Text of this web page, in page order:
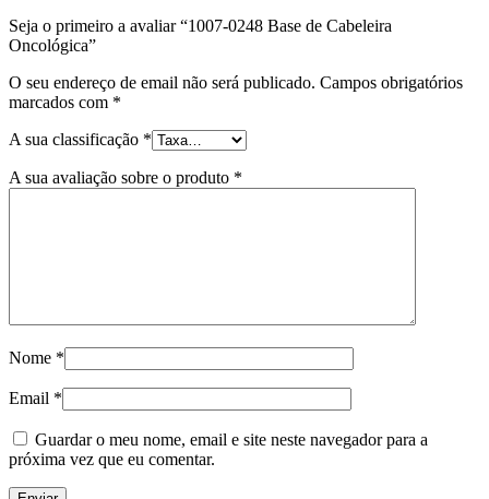
Seja o primeiro a avaliar “1007-0248 Base de Cabeleira
Oncológica”
O seu endereço de email não será publicado. Campos obrigatórios
marcados com *
A sua classificação *
A sua avaliação sobre o produto *
Nome *
Email *
Guardar o meu nome, email e site neste navegador para a
próxima vez que eu comentar.